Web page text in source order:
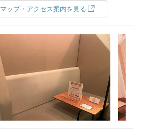
マップ・アクセス案内を見る